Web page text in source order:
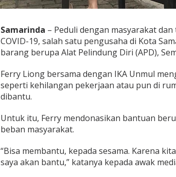
Samarinda – Peduli dengan masyarakat
COVID-19, salah satu pengusaha di Kota
barang berupa Alat Pelindung Diri (APD),
Ferry Liong bersama dengan IKA Unmul
seperti kehilangan pekerjaan atau pun di
dibantu.
Untuk itu, Ferry mendonasikan bantuan
beban masyarakat.
“Bisa membantu, kepada sesama. Karena
saya akan bantu,” katanya kepada awak